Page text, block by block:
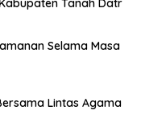
Tanah Datr
Selama Masa
Lintas Agama